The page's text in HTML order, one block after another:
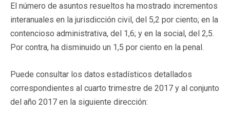
El número de asuntos resueltos ha mostrado incrementos
interanuales en la jurisdicción civil, del 5,2 por ciento; en la
contencioso administrativa, del 1,6; y en la social, del 2,5.
Por contra, ha disminuido un 1,5 por ciento en la penal.
Puede consultar los datos estadísticos detallados
correspondientes al cuarto trimestre de 2017 y al conjunto
del año 2017 en la siguiente dirección: